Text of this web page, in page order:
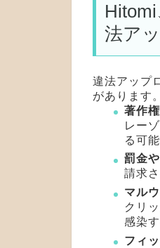
法ア
違法アップ
があります。
著作
レー
る可
罰金
請求
マル
クリ
感染
フィ